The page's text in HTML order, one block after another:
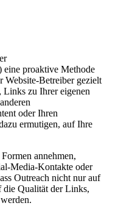
eine proaktive Methode
Betreiber gezielt
Links zu Ihrer eigenen
oder Ihren
ermutigen, auf Ihre
annehmen,
Media-Kontakte oder
Outreach nicht nur auf
die Qualität der Links,